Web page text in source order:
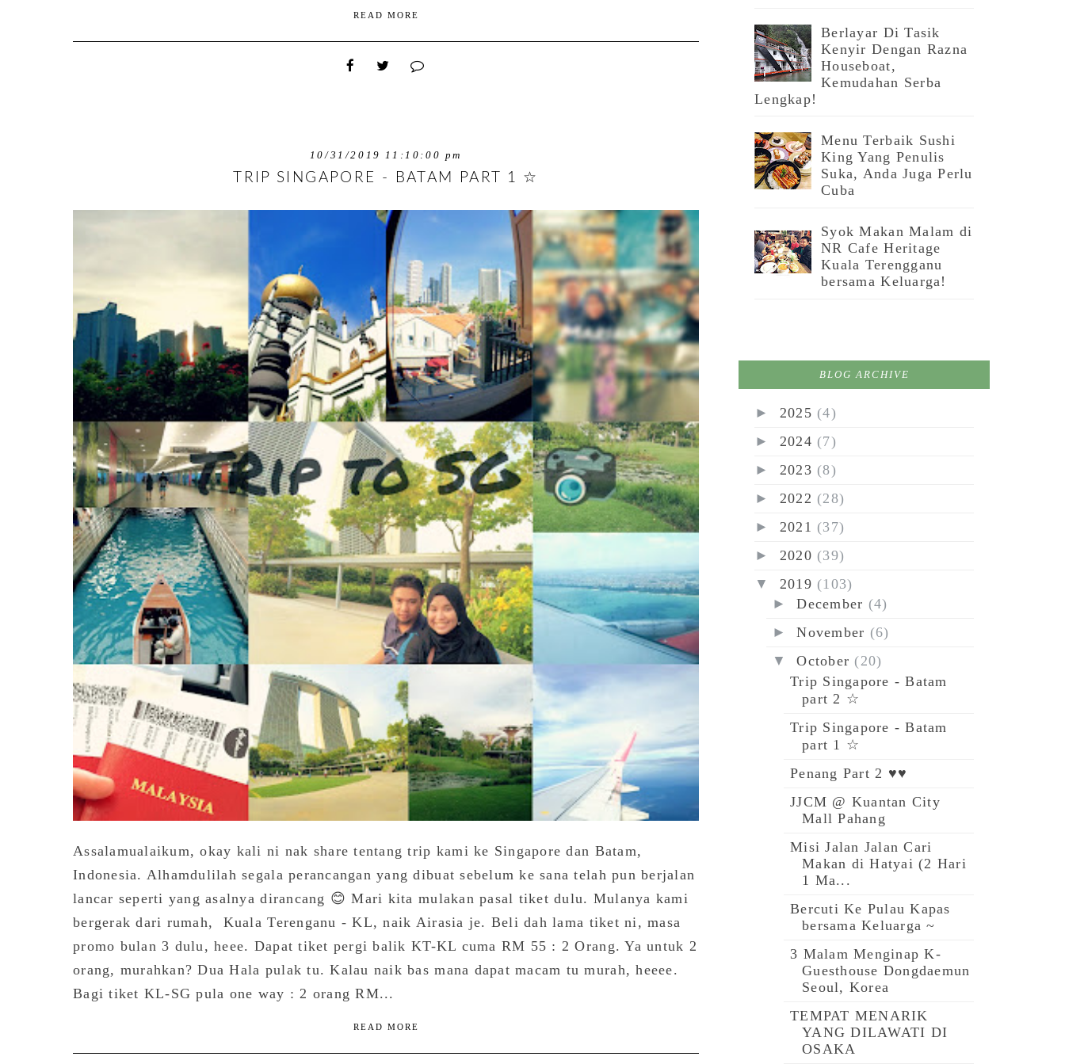
READ MORE
10/31/2019 11:10:00 pm
TRIP SINGAPORE - BATAM PART 1 ☆
Assalamualaikum, okay kali ni nak share tentang trip kami ke Singapore dan Batam,
Indonesia. Alhamdulilah segala perancangan yang dibuat sebelum ke sana telah pun berjalan
lancar seperti yang asalnya dirancang 😊 Mari kita mulakan pasal tiket dulu. Mulanya kami
bergerak dari rumah, Kuala Terenganu - KL, naik Airasia je. Beli dah lama tiket ni, masa
promo bulan 3 dulu, heee. Dapat tiket pergi balik KT-KL cuma RM 55 : 2 Orang. Ya untuk 2
orang, murahkan? Dua Hala pulak tu. Kalau naik bas mana dapat macam tu murah, heeee.
Bagi tiket KL-SG pula one way : 2 orang RM...
READ MORE
Berlayar Di Tasik
Kenyir Dengan Razna
Houseboat,
Kemudahan Serba
Lengkap!
Menu Terbaik Sushi
King Yang Penulis
Suka, Anda Juga Perlu
Cuba
Syok Makan Malam di
NR Cafe Heritage
Kuala Terengganu
bersama Keluarga!
BLOG ARCHIVE
► 2025 (4)
► 2024 (7)
► 2023 (8)
► 2022 (28)
► 2021 (37)
► 2020 (39)
▼ 2019 (103)
►December (4)
►November (6)
▼October (20)
Trip Singapore - Batam
part 2 ☆
Trip Singapore - Batam
part 1 ☆
Penang Part 2 ♥♥
JJCM @ Kuantan City
Mall Pahang
Misi Jalan Jalan Cari
Makan di Hatyai (2 Hari
1 Ma...
Bercuti Ke Pulau Kapas
bersama Keluarga ~
3 Malam Menginap K-
Guesthouse Dongdaemun
Seoul, Korea
TEMPAT MENARIK
YANG DILAWATI DI
OSAKA